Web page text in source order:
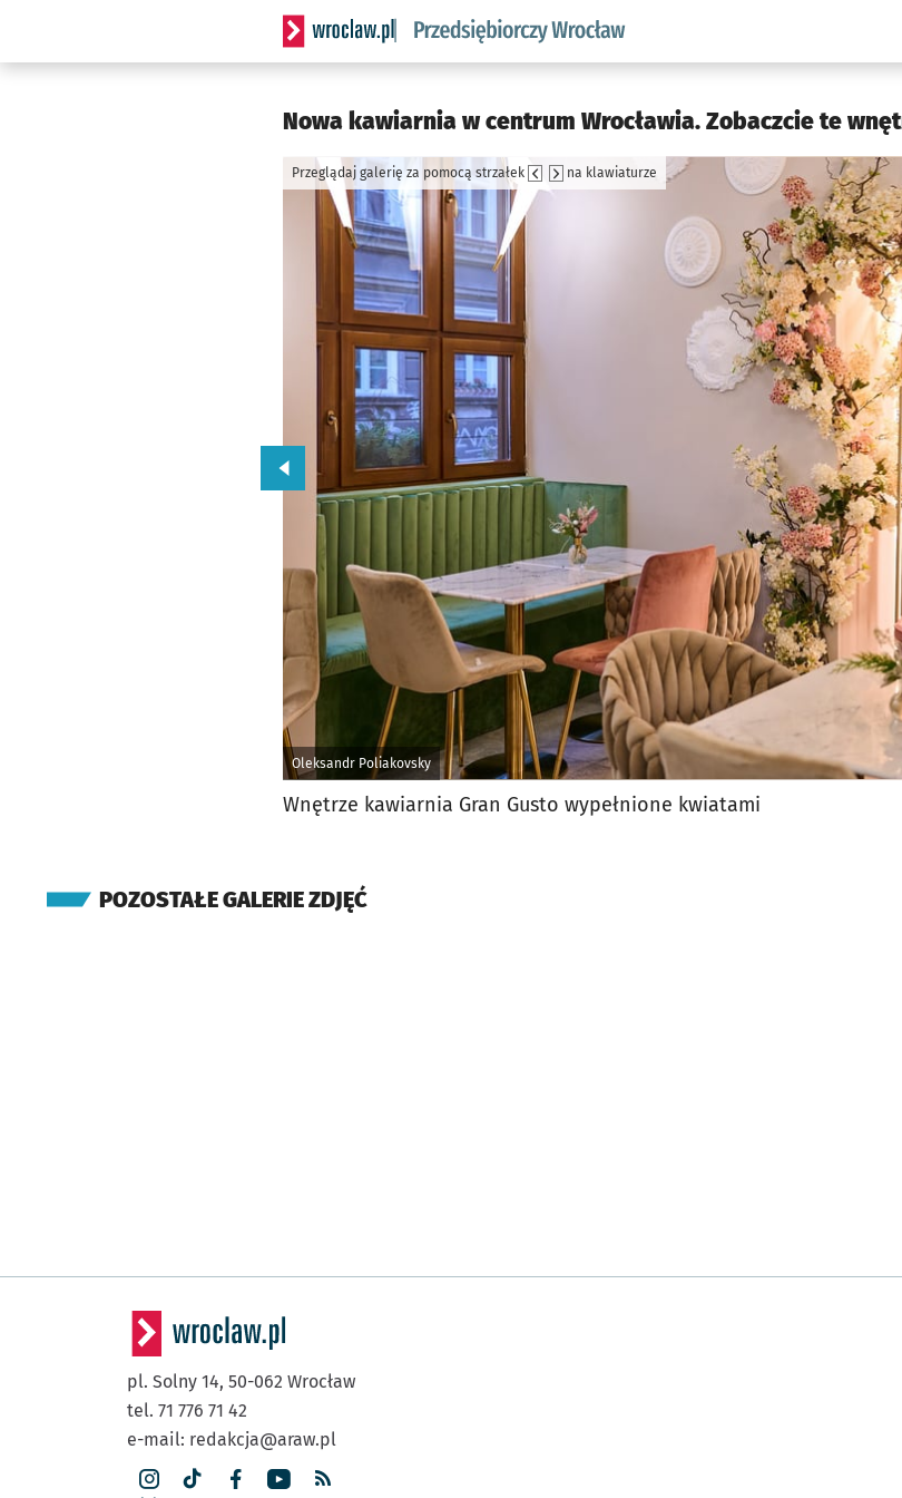
Serwis informacyjny wroclaw.pl podserwis: Strategia rozwoju
Nowa kawiarnia w centrum Wrocławia. Zobaczcie te
Oleksandr Poliakovsky
Przeglądaj galerię za pomocą strzałek na klawiaturze
Przejdź do poprzedniego zdjęcia.
Wnętrze kawiarnia Gran Gusto wypełnione kwiatami
POZOSTAŁE GALERIE ZDJĘĆ
pl. Solny 14, 50-062 Wrocław
tel. 71 776 71 42
e-mail: redakcja@araw.pl